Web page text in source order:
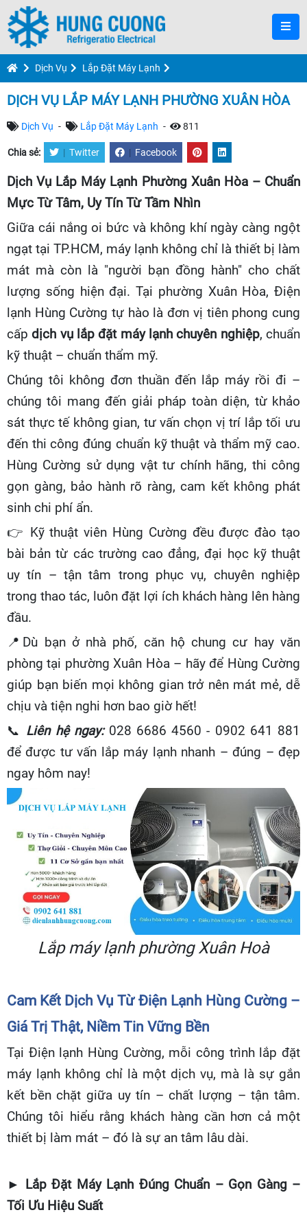
Dịch Vụ Lắp Đặt Máy Lạnh
DỊCH VỤ LẮP MÁY LẠNH PHƯỜNG XUÂN HÒA
Dịch Vụ - Lắp Đặt Máy Lạnh - 811
Chia sẻ: | Twitter | Facebook
Dịch Vụ Lắp Máy Lạnh Phường Xuân Hòa – Chuẩn
Mực Từ Tâm, Uy Tín Từ Tầm Nhìn
Giữa cái nắng oi bức và không khí ngày càng ngột
ngạt tại TP.HCM, máy lạnh không chỉ là thiết bị làm
mát mà còn là "người bạn đồng hành" cho chất
lượng sống hiện đại. Tại phường Xuân Hòa, Điện
lạnh Hùng Cường tự hào là đơn vị tiên phong cung
cấpdịch vụ lắp đặt máy lạnh chuyên nghiệp, chuẩn
kỹ thuật – chuẩn thẩm mỹ.
Chúng tôi không đơn thuần đến lắp máy rồi đi –
chúng tôi mang đến giải pháp toàn diện, từ khảo
sát thực tế không gian, tư vấn chọn vị trí lắp tối ưu
đến thi công đúng chuẩn kỹ thuật và thẩm mỹ cao.
Hùng Cường sử dụng vật tư chính hãng, thi công
gọn gàng, bảo hành rõ ràng, cam kết không phát
sinh chi phí ẩn.
👉
Kỹ thuật viên Hùng Cường đều được đào tạo
bài bản từ các trường cao đẳng, đại học kỹ thuật
uy tín – tận tâm trong phục vụ, chuyên nghiệp
trong thao tác, luôn đặt lợi ích khách hàng lên hàng
đầu.
📍 Dù bạn ở nhà phố, căn hộ chung cư hay văn
phòng tại phường Xuân Hòa – hãy để Hùng Cường
giúp bạn biến mọi không gian trở nên mát mẻ, dễ
chịu và tiện nghi hơn bao giờ hết!
📞 Liên hệ ngay:028 6686 4560 - 0902 641 881
để được tư vấn lắp máy lạnh nhanh – đúng – đẹp
ngay hôm nay!
Lắp máy lạnh phường Xuân Hoà
Cam Kết Dịch Vụ Từ Điện Lạnh Hùng Cường –
Giá Trị Thật, Niềm Tin Vững Bền
Tại Điện lạnh Hùng Cường, mỗi công trình lắp đặt
máy lạnh không chỉ là một dịch vụ, mà là sự gắn
kết bền chặt giữa uy tín – chất lượng – tận tâm.
Chúng tôi hiểu rằng khách hàng cần hơn cả một
thiết bị làm mát – đó là sự an tâm lâu dài.
► Lắp Đặt Máy Lạnh Đúng Chuẩn – Gọn Gàng –
Tối Ưu Hiệu Suất